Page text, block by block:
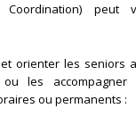
Coordination) peut
et orienter les seniors
les accompagner
ou permanents :